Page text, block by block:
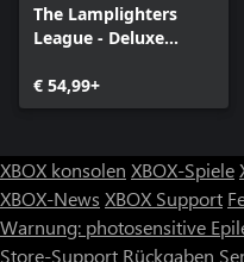
The Lamplighters
League - Deluxe
€ 54,99+
XBOX konsolen XBOX-Spiele
XBOX-News XBOX Support
Warnung: photosensitive
Store-Support Rückgaben